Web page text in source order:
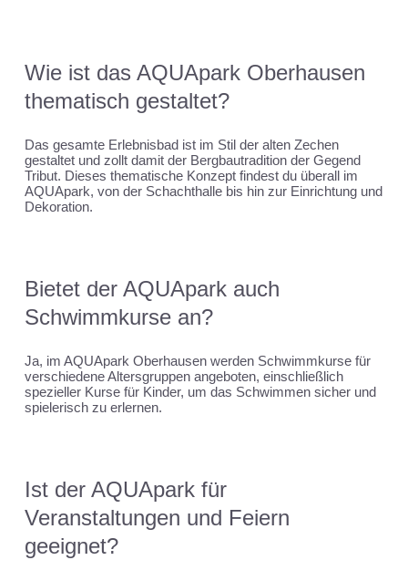
Wie ist das AQUApark Oberhausen
thematisch gestaltet?
Das gesamte Erlebnisbad ist im Stil der alten Zechen
gestaltet und zollt damit der Bergbautradition der Gegend
Tribut. Dieses thematische Konzept findest du überall im
AQUApark, von der Schachthalle bis hin zur Einrichtung und
Dekoration.
Bietet der AQUApark auch
Schwimmkurse an?
Ja, im AQUApark Oberhausen werden Schwimmkurse für
verschiedene Altersgruppen angeboten, einschließlich
spezieller Kurse für Kinder, um das Schwimmen sicher und
spielerisch zu erlernen.
Ist der AQUApark für
Veranstaltungen und Feiern
geeignet?